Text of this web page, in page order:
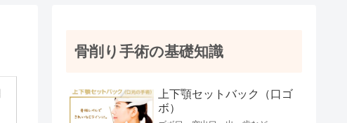
骨削り手術の基礎知識
上下顎セットバック（口ゴ
ボ）